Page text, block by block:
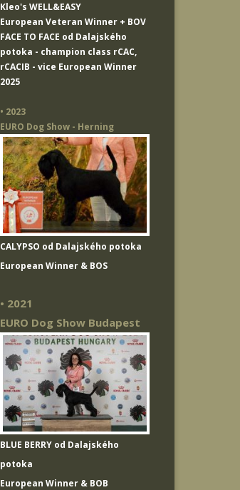
Kleo's WELL&EASY
European Veteran Winner + BOV
FACE TO FACE od Dalajského
potoka - champion class rCAC,
rCACIB - vice European Winner
2025
• 2023
EURO Dog Show - Herning
CALYPSO od Dalajského potoka
European Winner & BOS
• 2021
EURO Dog Show Budapest
BLUE BERRY od Dalajského
potoka
European Winner & BOB